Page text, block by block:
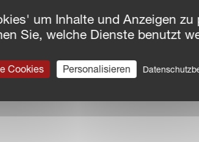
und Abdeckung mit einem
Reduzierung des
Möglichkeit, die
indem die Anzahl der
um Inhalte und Anzeigen zu
Sie, welche Dienste benutzt
Cookies Personalisieren